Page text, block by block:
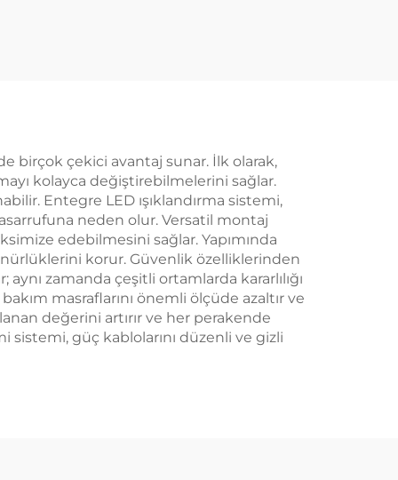
birçok çekici avantaj sunar. İlk olarak,
kolayca değiştirebilmelerini sağlar.
Entegre LED ışıklandırma sistemi,
neden olur. Versatil montaj
edebilmesini sağlar. Yapımında
korur. Güvenlik özelliklerinden
zamanda çeşitli ortamlarda kararlılığı
masraflarını önemli ölçüde azaltır ve
değerini artırır ve her perakende
güç kablolarını düzenli ve gizli